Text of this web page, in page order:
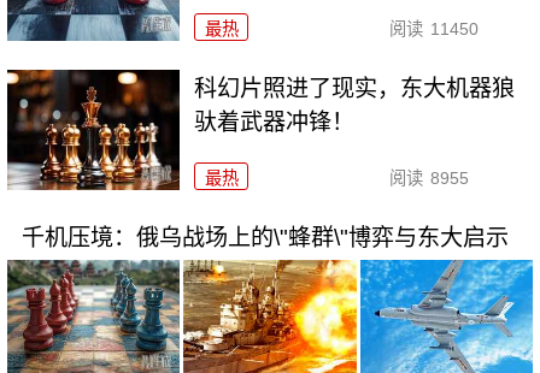
最热 阅读 11450
科幻片照进了现实，东大机器狼
驮着武器冲锋！
最热 阅读 8955
千机压境：俄乌战场上的\"蜂群\"博弈与东大启示